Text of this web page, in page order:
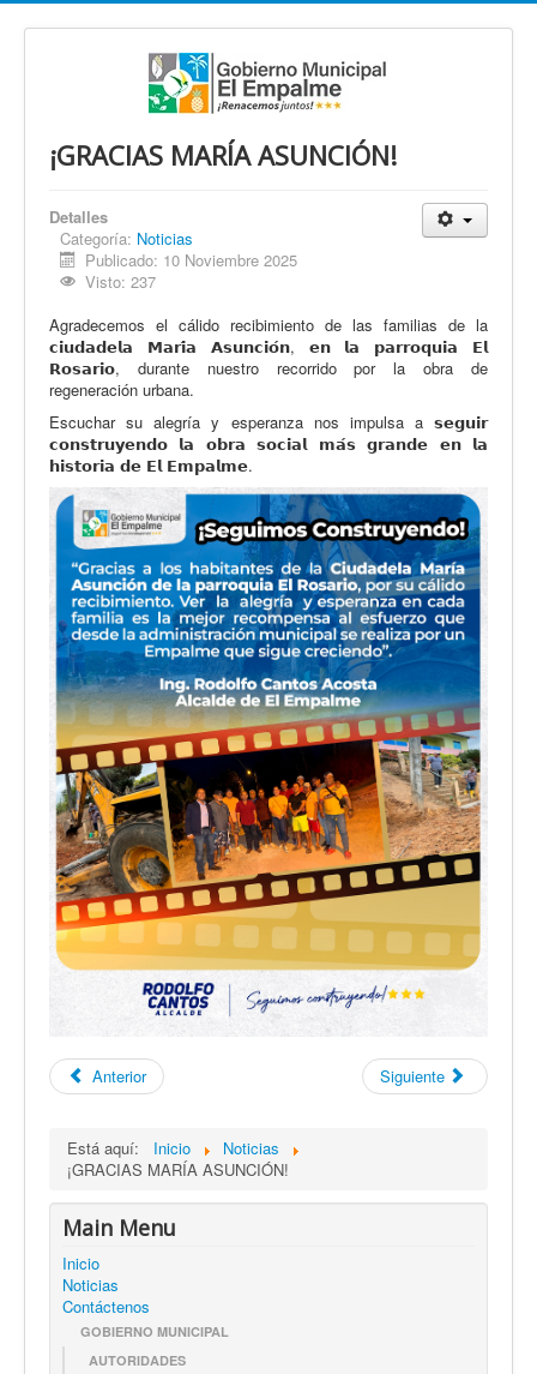
¡GRACIAS MARÍA ASUNCIÓN!
Detalles
Categoría: Noticias
Publicado: 10 Noviembre 2025
Visto: 237
Agradecemos el cálido recibimiento de las familias de la
𝗰𝗶𝘂𝗱𝗮𝗱𝗲𝗹𝗮 𝗠𝗮𝗿𝗶́𝗮 𝗔𝘀𝘂𝗻𝗰𝗶𝗼́𝗻, 𝗲𝗻 𝗹𝗮 𝗽𝗮𝗿𝗿𝗼𝗾𝘂𝗶𝗮 𝗘𝗹
𝗥𝗼𝘀𝗮𝗿𝗶𝗼, durante nuestro recorrido por la obra de
regeneración urbana.
Escuchar su alegría y esperanza nos impulsa a 𝘀𝗲𝗴𝘂𝗶𝗿
𝗰𝗼𝗻𝘀𝘁𝗿𝘂𝘆𝗲𝗻𝗱𝗼 𝗹𝗮 𝗼𝗯𝗿𝗮 𝘀𝗼𝗰𝗶𝗮𝗹 𝗺𝗮́𝘀 𝗴𝗿𝗮𝗻𝗱𝗲 𝗲𝗻 𝗹𝗮
𝗵𝗶𝘀𝘁𝗼𝗿𝗶𝗮 𝗱𝗲 𝗘𝗹 𝗘𝗺𝗽𝗮𝗹𝗺𝗲.
Anterior Siguiente
Está aquí: Inicio
Noticias
¡GRACIAS MARÍA ASUNCIÓN!
Main Menu
Inicio
Noticias
Contáctenos
GOBIERNO MUNICIPAL
AUTORIDADES